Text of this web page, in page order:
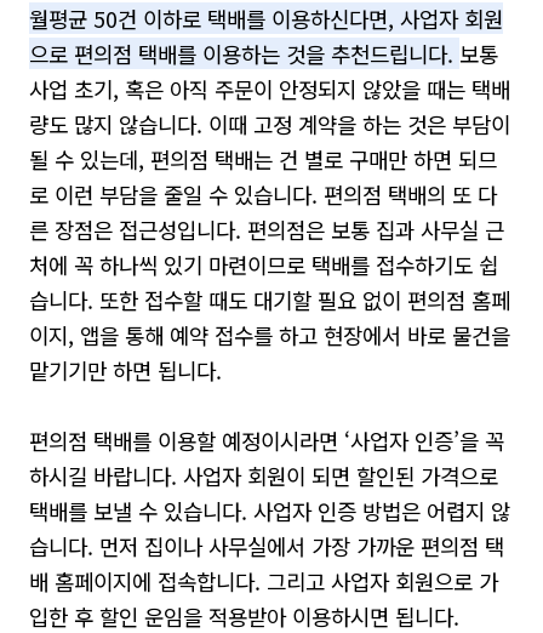
월평균 50건 이하로 택배를 이용하신다면, 사업자 회원
으로 편의점 택배를 이용하는 것을 추천드립니다. 보통
사업 초기, 혹은 아직 주문이 안정되지 않았을 때는 택배
량도 많지 않습니다. 이때 고정 계약을 하는 것은 부담이
될 수 있는데, 편의점 택배는 건 별로 구매만 하면 되므
로 이런 부담을 줄일 수 있습니다. 편의점 택배의 또 다
른 장점은 접근성입니다. 편의점은 보통 집과 사무실 근
처에 꼭 하나씩 있기 마련이므로 택배를 접수하기도 쉽
습니다. 또한 접수할 때도 대기할 필요 없이 편의점 홈페
이지, 앱을 통해 예약 접수를 하고 현장에서 바로 물건을
맡기기만 하면 됩니다.
편의점 택배를 이용할 예정이시라면 ‘사업자 인증’을 꼭
하시길 바랍니다. 사업자 회원이 되면 할인된 가격으로
택배를 보낼 수 있습니다. 사업자 인증 방법은 어렵지 않
습니다. 먼저 집이나 사무실에서 가장 가까운 편의점 택
배 홈페이지에 접속합니다. 그리고 사업자 회원으로 가
입한 후 할인 운임을 적용받아 이용하시면 됩니다.